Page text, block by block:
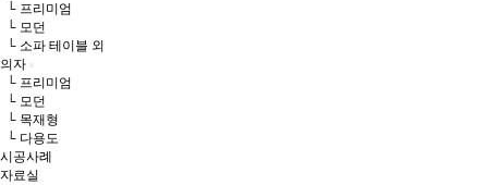
└ 프리미엄
└ 모던
└ 소파 테이블 외
의자
└ 프리미엄
└ 모던
└ 목재형
└ 다용도
시공사례
자료실